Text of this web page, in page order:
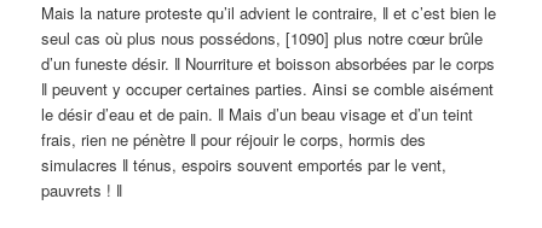
Mais la nature proteste qu’il advient le contraire, ǁ et c’est bien le
seul cas où plus nous possédons, [1090] plus notre cœur brûle
d’un funeste désir. ǁ Nourriture et boisson absorbées par le corps
ǁ peuvent y occuper certaines parties. Ainsi se comble aisément
le désir d’eau et de pain. ǁ Mais d’un beau visage et d’un teint
frais, rien ne pénètre ǁ pour réjouir le corps, hormis des
simulacres ǁ ténus, espoirs souvent emportés par le vent,
pauvrets ! ǁ